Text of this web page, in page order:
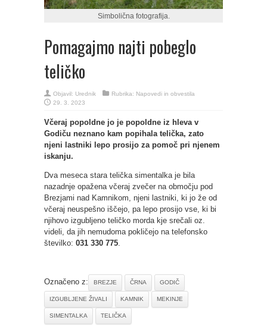
Simbolična fotografija.
Pomagajmo najti pobeglo
teličko
Objavil: Urednik Rubrika: Napovedi in obvestila
29. 3. 2023
Včeraj popoldne jo je popoldne iz hleva v
Godiču neznano kam popihala telička, zato
njeni lastniki lepo prosijo za pomoč pri njenem
iskanju.
Dva meseca stara telička simentalka je bila
nazadnje opažena včeraj zvečer na območju pod
Brezjami nad Kamnikom, njeni lastniki, ki jo že od
včeraj neuspešno iščejo, pa lepo prosijo vse, ki bi
njihovo izgubljeno teličko morda kje srečali oz.
videli, da jih nemudoma pokličejo na telefonsko
številko: 031 330 775
Označeno z: BREZJE ČRNA GODIČ
IZGUBLJENE ŽIVALI KAMNIK MEKINJE
SIMENTALKA TELIČKA